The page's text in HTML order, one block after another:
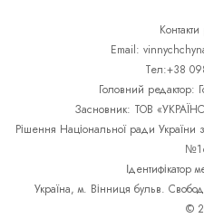
Email:
Тел:+38
Головний редактор:
Засновник: ТОВ
Рішення Національної ради України
Ідентифікатор
Україна, м. Вінниця бульв.
©